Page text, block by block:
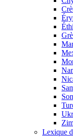
Lexique